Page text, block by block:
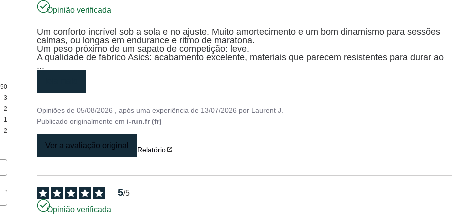
50
3
2
1
2
Opinião verificada
Um conforto incrível sob a sola e no ajuste. Muito amortecimento e um bom dinamismo para sessões
calmas, ou longas em endurance e ritmo de maratona.
Um peso próximo de um sapato de competição: leve.
...
Opiniões de05/08/2026 , após uma experiência de 13/07/2026 por Laurent J.
Publicado originalmente em i-run.fr (fr)
Ver a avaliação original Relatório
5/5
Opinião verificada